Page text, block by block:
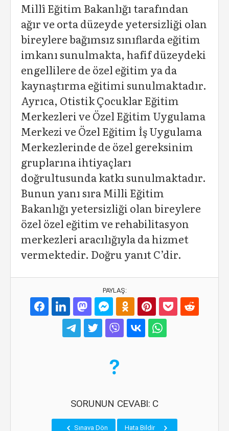
Millî Eğitim Bakanlığı tarafından
ağır ve orta düzeyde yetersizliği olan
bireylere bağımsız sınıf­larda eğitim
imkanı sunulmakta, hafif düzeydeki
engellilere de özel eğitim ya da
kaynaştırma eğitimi sunulmaktadır.
Ayrıca, Otistik Çocuklar Eğitim
Merkezleri ve Özel Eğitim Uygulama
Merkezi ve Özel Eğitim İş Uygulama
Merkezlerinde de özel gereksinim
gruplarına ihtiyaçları
doğrultusunda katkı sunulmaktadır.
Bunun yanı sıra Milli Eğitim
Bakanlığı yetersizliği olan bireylere
özel özel eğitim ve rehabilitasyon
merkezleri aracılığıyla da hizmet
vermektedir. Doğru yanıt C’dir.
PAYLAŞ:
SORUNUN CEVABI: C
Sınava Dön Hata Bildir